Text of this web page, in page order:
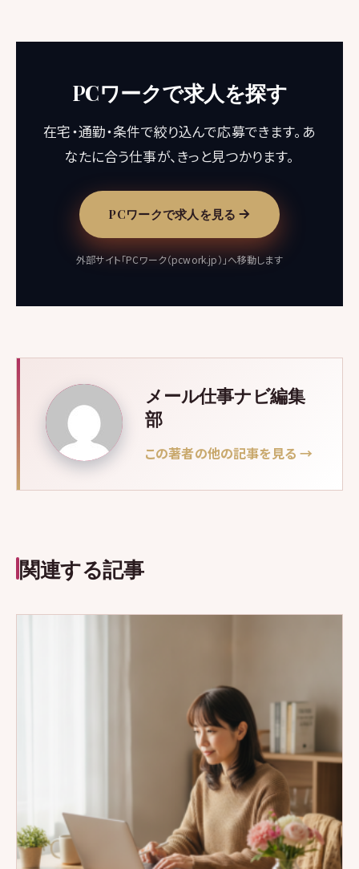
PCワークで求人を探す
在宅・通勤・条件で絞り込んで応募できます。あ
なたに合う仕事が、きっと見つかります。
PCワークで求人を見る
外部サイト「PCワーク（pcwork.jp）」へ移動します
メール仕事ナビ編集
部
この著者の他の記事を見る →
関連する記事